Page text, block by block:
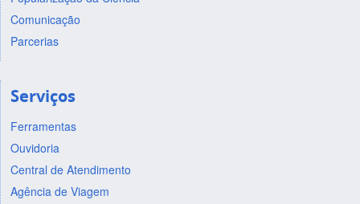
Comunicação
Parcerias
Serviços
Ferramentas
Ouvidoria
Central de Atendimento
Agência de Viagem